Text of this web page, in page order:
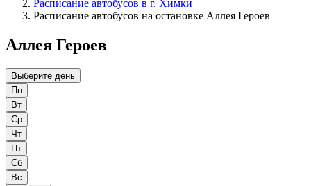
Расписание автобусов в г. Химки
Расписание автобусов на остановке Аллея Героев
Аллея Героев
Выберите день
Пн
Вт
Ср
Чт
Пт
Сб
Вс